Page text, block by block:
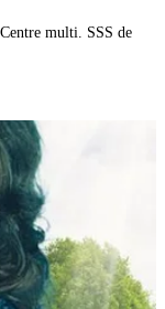
multi. SSS de